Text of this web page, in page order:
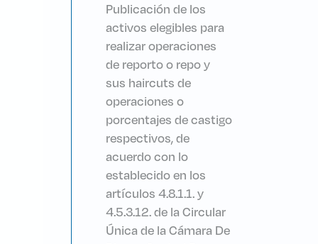
Publicación de los
activos elegibles para
realizar operaciones
de reporto o repo y
sus haircuts de
operaciones o
porcentajes de castigo
respectivos, de
acuerdo con lo
establecido en los
artículos 4.8.1.1. y
4.5.3.12. de la Circular
Única de la Cámara De